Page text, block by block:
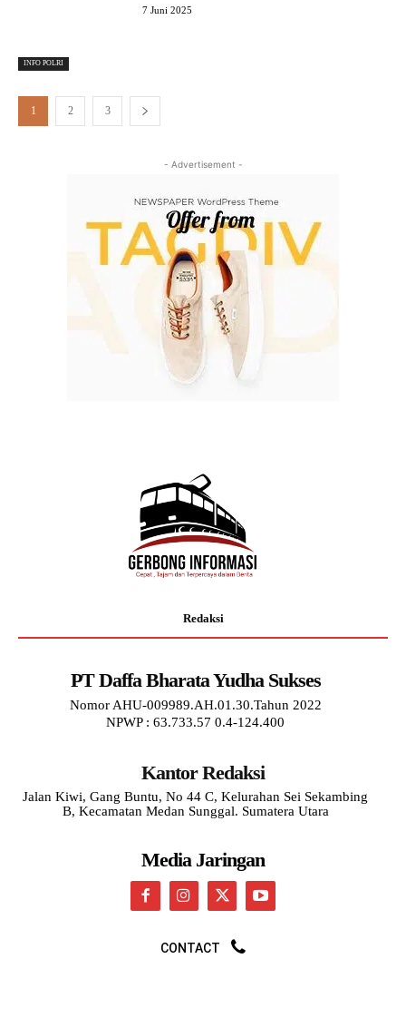
INFO POLRI
7 Juni 2025
1 2 3
- Advertisement -
Redaksi
PT Daffa Bharata Yudha Sukses
Nomor AHU-009989.AH.01.30.Tahun 2022
NPWP : 63.733.57 0.4-124.400
Kantor Redaksi
Jalan Kiwi, Gang Buntu, No 44 C, Kelurahan Sei Sekambing
B, Kecamatan Medan Sunggal. Sumatera Utara
Media Jaringan
CONTACT